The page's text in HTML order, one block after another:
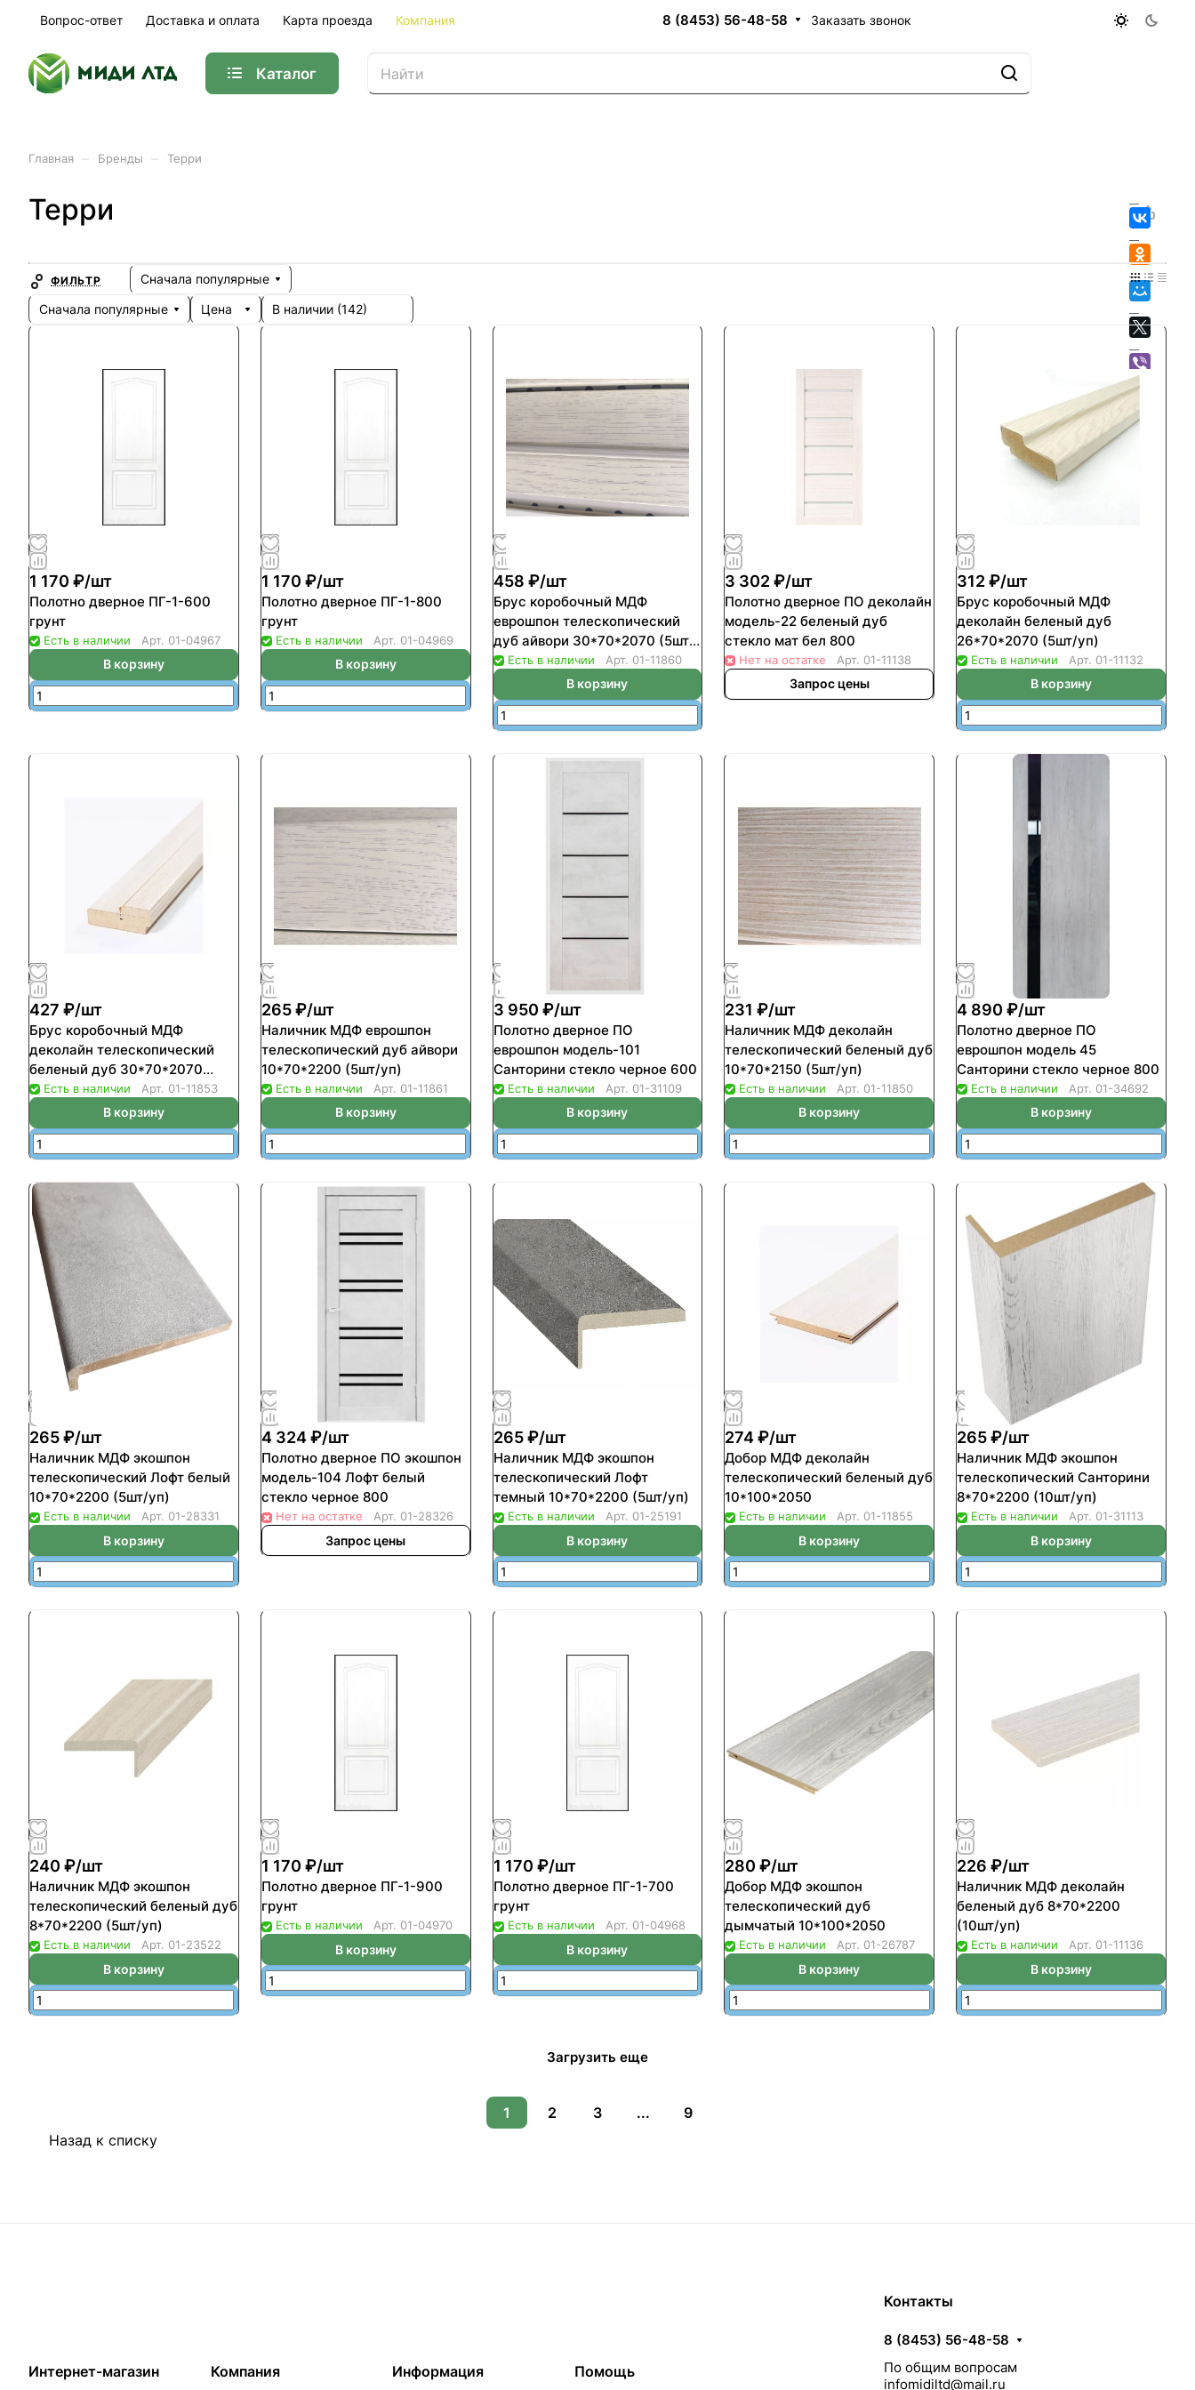
Вопрос-ответ Доставка и оплата Карта проезда Компания 8 (8453) 56-48-58 Заказать звонок
Каталог
Главная Бренды Терри
Терри
ФИЛЬТР
Сначала популярные
Сначала популярные
Цена В наличии (142)
1 170 ₽/шт
Полотно дверное ПГ-1-600
грунт
Есть в наличии Арт. 01-04967
В корзину
1 170 ₽/шт
Полотно дверное ПГ-1-800
грунт
Есть в наличии Арт. 01-04969
В корзину
458 ₽/шт
Брус коробочный МДФ
еврошпон телескопический
дуб айвори 30*70*2070 (5шт/
уп)Есть в наличии Арт. 01-11860
В корзину
3 302 ₽/шт
Полотно дверное ПО деколайн
модель-22 беленый дуб
стекло мат бел 800
Нет на остатке Арт. 01-11138
Запрос цены
312 ₽/шт
Брус коробочный МДФ
деколайн беленый дуб
26*70*2070 (5шт/уп)
Есть в наличии Арт. 01-11132
В корзину
427 ₽/шт
Брус коробочный МДФ
деколайн телескопический
беленый дуб 30*70*2070
(5шт/уп)
Есть в наличии Арт. 01-11853
В корзину
265 ₽/шт
Наличник МДФ еврошпон
телескопический дуб айвори
10*70*2200 (5шт/уп)
Есть в наличии Арт. 01-11861
В корзину
3 950 ₽/шт
Полотно дверное ПО
еврошпон модель-101
Санторини стекло черное 600
Есть в наличии Арт. 01-31109
В корзину
231 ₽/шт
Наличник МДФ деколайн
телескопический беленый дуб
10*70*2150 (5шт/уп)
Есть в наличии Арт. 01-11850
В корзину
4 890 ₽/шт
Полотно дверное ПО
еврошпон модель 45
Санторини стекло черное 800
Есть в наличии Арт. 01-34692
В корзину
265 ₽/шт
Наличник МДФ экошпон
телескопический Лофт белый
10*70*2200 (5шт/уп)
Есть в наличии Арт. 01-28331
В корзину
4 324 ₽/шт
Полотно дверное ПО экошпон
модель-104 Лофт белый
стекло черное 800
Нет на остатке Арт. 01-28326
Запрос цены
265 ₽/шт
Наличник МДФ экошпон
телескопический Лофт
темный 10*70*2200 (5шт/уп)
Есть в наличии Арт. 01-25191
В корзину
274 ₽/шт
Добор МДФ деколайн
телескопический беленый дуб
10*100*2050
Есть в наличии Арт. 01-11855
В корзину
265 ₽/шт
Наличник МДФ экошпон
телескопический Санторини
8*70*2200 (10шт/уп)
Есть в наличии Арт. 01-31113
В корзину
240 ₽/шт
Наличник МДФ экошпон
телескопический беленый дуб
8*70*2200 (5шт/уп)
Есть в наличии Арт. 01-23522
В корзину
1 170 ₽/шт
Полотно дверное ПГ-1-900
грунт
Есть в наличии Арт. 01-04970
В корзину
1 170 ₽/шт
Полотно дверное ПГ-1-700
грунт
Есть в наличии Арт. 01-04968
В корзину
280 ₽/шт
Добор МДФ экошпон
телескопический дуб
дымчатый 10*100*2050
Есть в наличии Арт. 01-26787
В корзину
226 ₽/шт
Наличник МДФ деколайн
беленый дуб 8*70*2200
(10шт/уп)
Есть в наличии Арт. 01-11136
В корзину
Загрузить еще
1 2 3 ...
9
Назад к списку
Интернет-магазин Компания Информация Помощь
Контакты
8 (8453) 56-48-58
По общим вопросам
infomidiltd@mail.ru